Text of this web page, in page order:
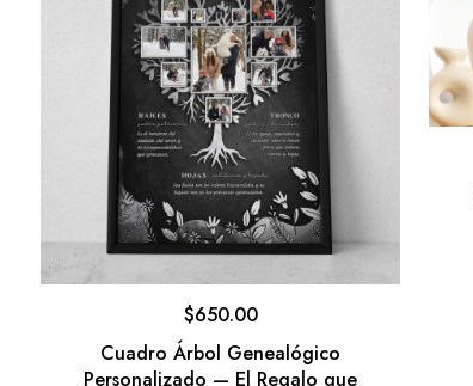
Cuadro Árbol Genealógico
Personalizado — El Regalo que
$650.00